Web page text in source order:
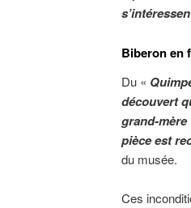
Biberon en
Du «
découvert
grand-mère
pièce est
du musée.
Ces